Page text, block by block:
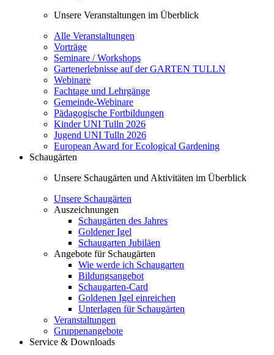
Unsere Veranstaltungen im Überblick
Alle Veranstaltungen
Vorträge
Seminare / Workshops
Gartenerlebnisse auf der GARTEN TULLN
Webinare
Fachtage und Lehrgänge
Gemeinde-Webinare
Pädagogische Fortbildungen
Kinder UNI Tulln 2026
Jugend UNI Tulln 2026
European Award for Ecological Gardening
Schaugärten
Unsere Schaugärten und Aktivitäten im Überblick
Unsere Schaugärten
Auszeichnungen
Schaugärten des Jahres
Goldener Igel
Schaugarten Jubiläen
Angebote für Schaugärten
Wie werde ich Schaugarten
Bildungsangebot
Schaugarten-Card
Goldenen Igel einreichen
Unterlagen für Schaugärten
Veranstaltungen
Gruppenangebote
Service & Downloads